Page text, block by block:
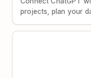
projects, plan your